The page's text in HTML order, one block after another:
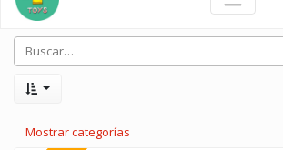
Mostrar categorías